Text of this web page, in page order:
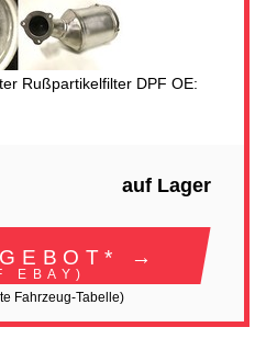
Rußpartikelfilter DPF OE:
auf Lager
→
EBAY)
Fahrzeug-Tabelle)